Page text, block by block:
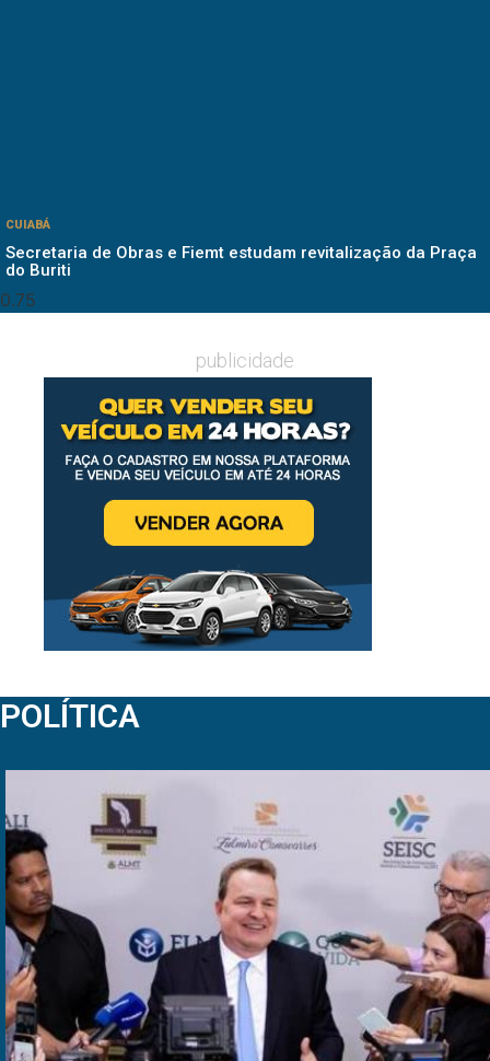
CUIABÁ
Secretaria de Obras e Fiemt estudam revitalização da Praça
do Buriti
publicidade
POLÍTICA